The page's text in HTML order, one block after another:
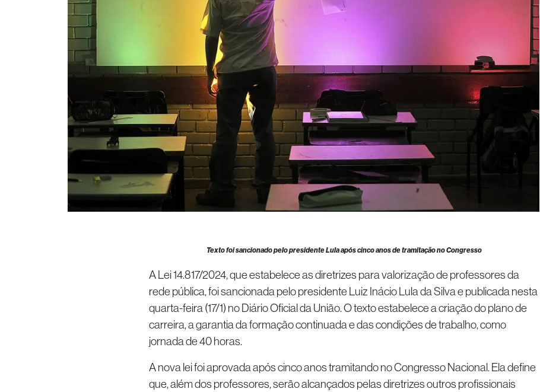
Texto foi sancionado pelo presidente Lula após cinco anos de tramitação no Congresso
A Lei 14.817/2024, que estabelece as diretrizes para valorização de professores da
rede pública, foi sancionada pelo presidente Luiz Inácio Lula da Silva e publicada nesta
quarta-feira (17/1) no Diário Oficial da União. O texto estabelece a criação do plano de
carreira, a garantia da formação continuada e das condições de trabalho, como
jornada de 40 horas.
A nova lei foi aprovada após cinco anos tramitando no Congresso Nacional. Ela define
que, além dos professores, serão alcançados pelas diretrizes outros profissionais